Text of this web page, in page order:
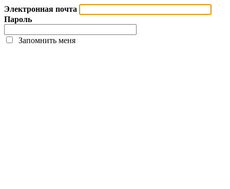
Электронная почта
Пароль
Запомнить меня